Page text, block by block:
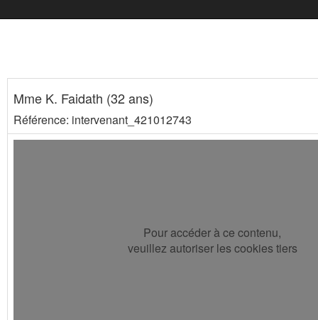
Mme K. Faidath (32 ans)
Référence: intervenant_421012743
Pour accéder à ce contenu,
veuillez autoriser les cookies tiers